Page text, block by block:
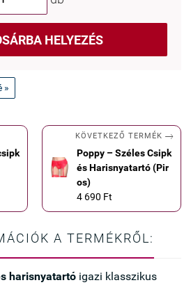
HELYEZÉS
»
KÖVETKEZŐ TERMÉK 
Poppy – Széles Csipk
és Harisnyatartó (Pir
os)
4 690 Ft
A TERMÉKRŐL:
harisnyatartó igazi klasszikus